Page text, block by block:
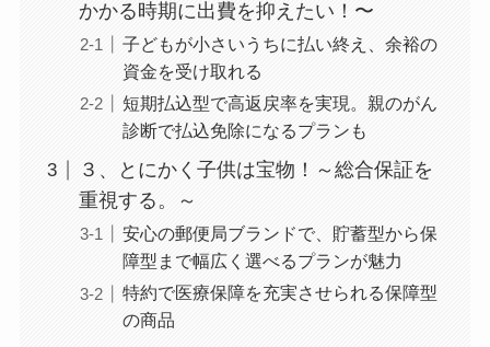
かかる時期に出費を抑えたい！〜
子どもが小さいうちに払い終え、余裕の
資金を受け取れる
短期払込型で高返戻率を実現。親のがん
診断で払込免除になるプランも
３、とにかく子供は宝物！～総合保証を
重視する。～
安心の郵便局ブランドで、貯蓄型から保
障型まで幅広く選べるプランが魅力
特約で医療保障を充実させられる保障型
の商品